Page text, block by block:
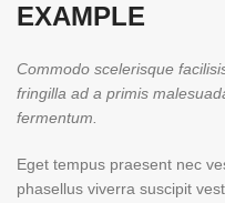
EXAMPLE
Commodo scelerisque
fringilla ad a primis
fermentum.
Eget tempus praesent nec
phasellus viverra suscipit